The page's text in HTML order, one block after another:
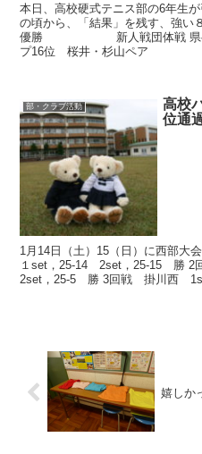
本日、高校硬式テニス部の6年生
の頃から、「結果」を残す、強
優勝 新人戦団体戦
プ16位 桜井・杉山ペア
部・クラブ活動
高校
位通
1月14日（土）15（日）に西部
１set，25-14 2set，25-15 勝
2set，25-5 勝 3回戦 掛川西
嬉しか